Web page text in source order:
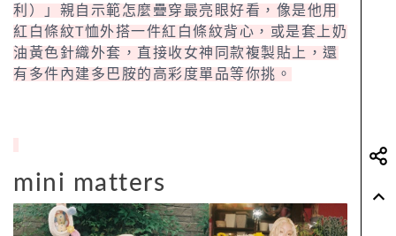
利）」親自示範怎麼疊穿最亮眼好看，像是他用
紅白條紋T恤外搭一件紅白條紋背心，或是套上奶
油黃色針織外套，直接收女神同款複製貼上，還
有多件內建多巴胺的高彩度單品等你挑。
mini matters